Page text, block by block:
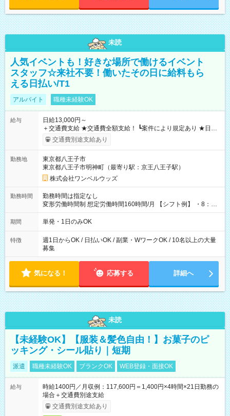
未読
人気イベントも！好きな場所で働けるイベント
スタッフ☆来社不要！働いたその日に給料もら
える日払い/T1
アルバイト 職種未経験OK
給与
日給13,000円～
＋交通費支給 ★交通費全額支給！ ┗案件により規定あり ★日払
いOK！（規定あり） ┗働いたその日に現金GET♪ お仕事後はコ
ンビニATMから 日払い分を引き落とせます！ 【試用期間】試
交通費別途支給あり
勤務地
東京都八王子市
東京都八王子市明神町（最寄り駅：京王八王子駅）
株式会社ワンベルウッズ
勤務時間
勤務時間は指定なし
変形労働時間制 想定労働時間160時間/月 【シフト例】 ・8：00
～21：00
期間 単発・1日のみOK
特徴
週1日からOK / 日払いOK / 副業・WワークOK / 10名以上の大量
募集
気になる！ 応募する 詳細へ
未読
【未経験OK】【服装＆髪色自由！】お菓子のピ
ッキング・シール貼り｜短期
派遣 職種未経験OK ブランクOK WEB登録・面接OK
給与
時給1400円／月収例：117,600円＝1,400円×4時間×21日勤務の
場合＋交通費別途支給
交通費別途支給あり